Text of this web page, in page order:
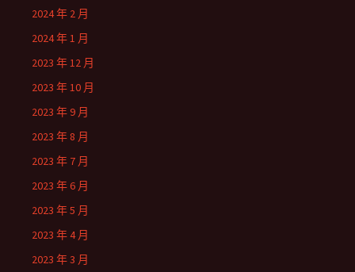
2024 年 2 月
2024 年 1 月
2023 年 12 月
2023 年 10 月
2023 年 9 月
2023 年 8 月
2023 年 7 月
2023 年 6 月
2023 年 5 月
2023 年 4 月
2023 年 3 月